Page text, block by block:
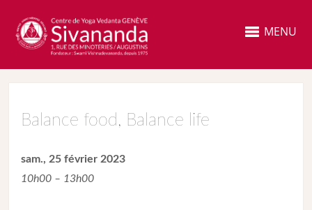
MENU
Balance food, Balance life
sam., 25 février 2023
10h00 – 13h00